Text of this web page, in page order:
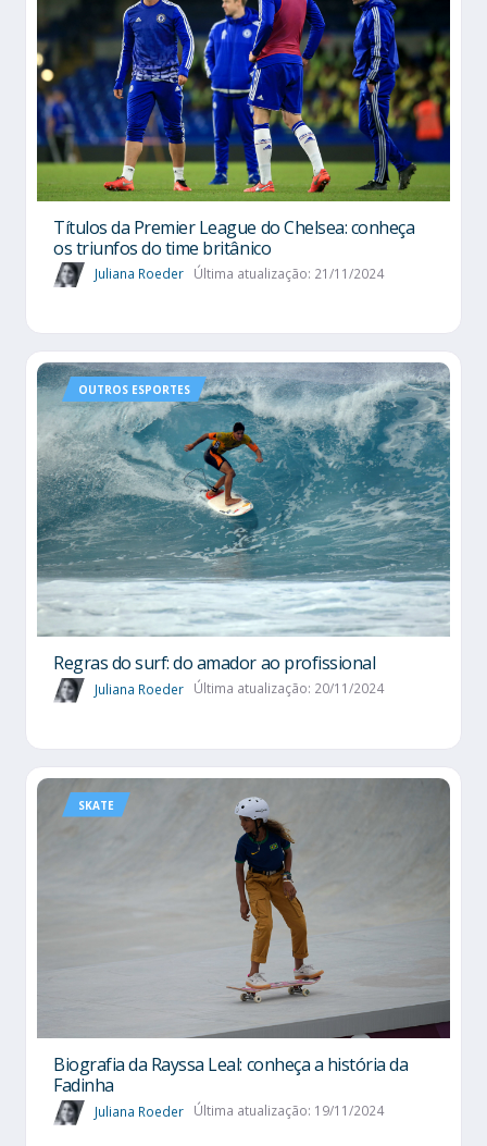
Títulos da Premier League do Chelsea: conheça
os triunfos do time britânico
Juliana Roeder Última atualização: 21/11/2024
OUTROS ESPORTES
Regras do surf: do amador ao profissional
Juliana Roeder Última atualização: 20/11/2024
SKATE
Biografia da Rayssa Leal: conheça a história da
Fadinha
Juliana Roeder Última atualização: 19/11/2024